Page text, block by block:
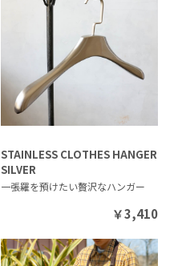
STAINLESS CLOTHES HANGER
SILVER
一張羅を預けたい贅沢なハンガー
￥3,410